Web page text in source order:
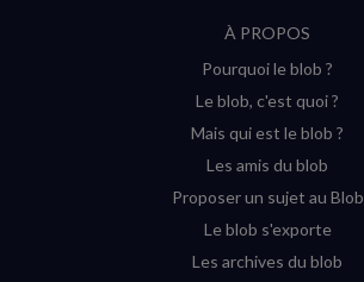
Instagram
(nouvelle
sur
Facebook
(nouvelle
À PROPOS
Pourquoi le blob ?
Le blob, c'est quoi ?
Mais qui est le blob ?
Les amis du blob
Proposer un sujet au Blob
Le blob s'exporte
Les archives du blob